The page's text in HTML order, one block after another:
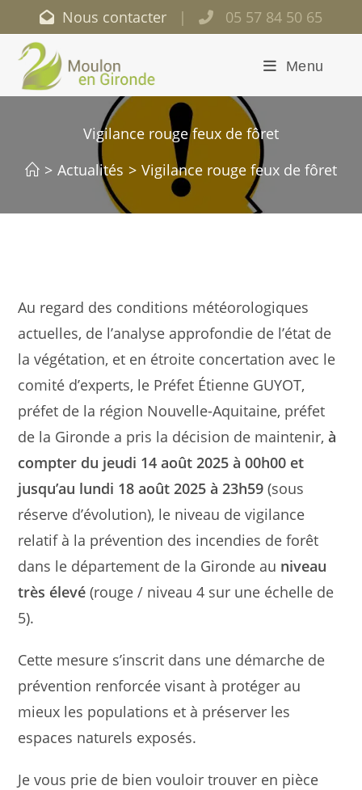
Nous contacter | 05 57 84 50 65
Menu
Vigilance rouge feux de fôret
> Actualités > Vigilance rouge feux de fôret
Au regard des conditions météorologiques
actuelles, de l’analyse approfondie de l’état de
la végétation, et en étroite concertation avec le
comité d’experts, le Préfet Étienne GUYOT,
préfet de la région Nouvelle-Aquitaine, préfet
de la Gironde a pris la décision de maintenir,à
compter du jeudi 14 août 2025 à 00h00 et
jusqu’au lundi 18 août 2025 à 23h59(sous
réserve d’évolution), le niveau de vigilance
relatif à la prévention des incendies de forêt
dans le département de la Gironde au niveau
très élevé (rouge / niveau 4 sur une échelle de
5).
Cette mesure s’inscrit dans une démarche de
prévention renforcée visant à protéger au
mieux les populations et à préserver les
espaces naturels exposés.
Je vous prie de bien vouloir trouver en pièce